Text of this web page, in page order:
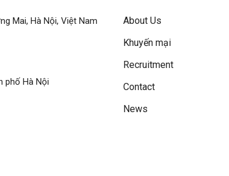
Mai, Hà Nội, Việt Nam
phố Hà Nội
About Us
Khuyến mại
Recruitment
Contact
News